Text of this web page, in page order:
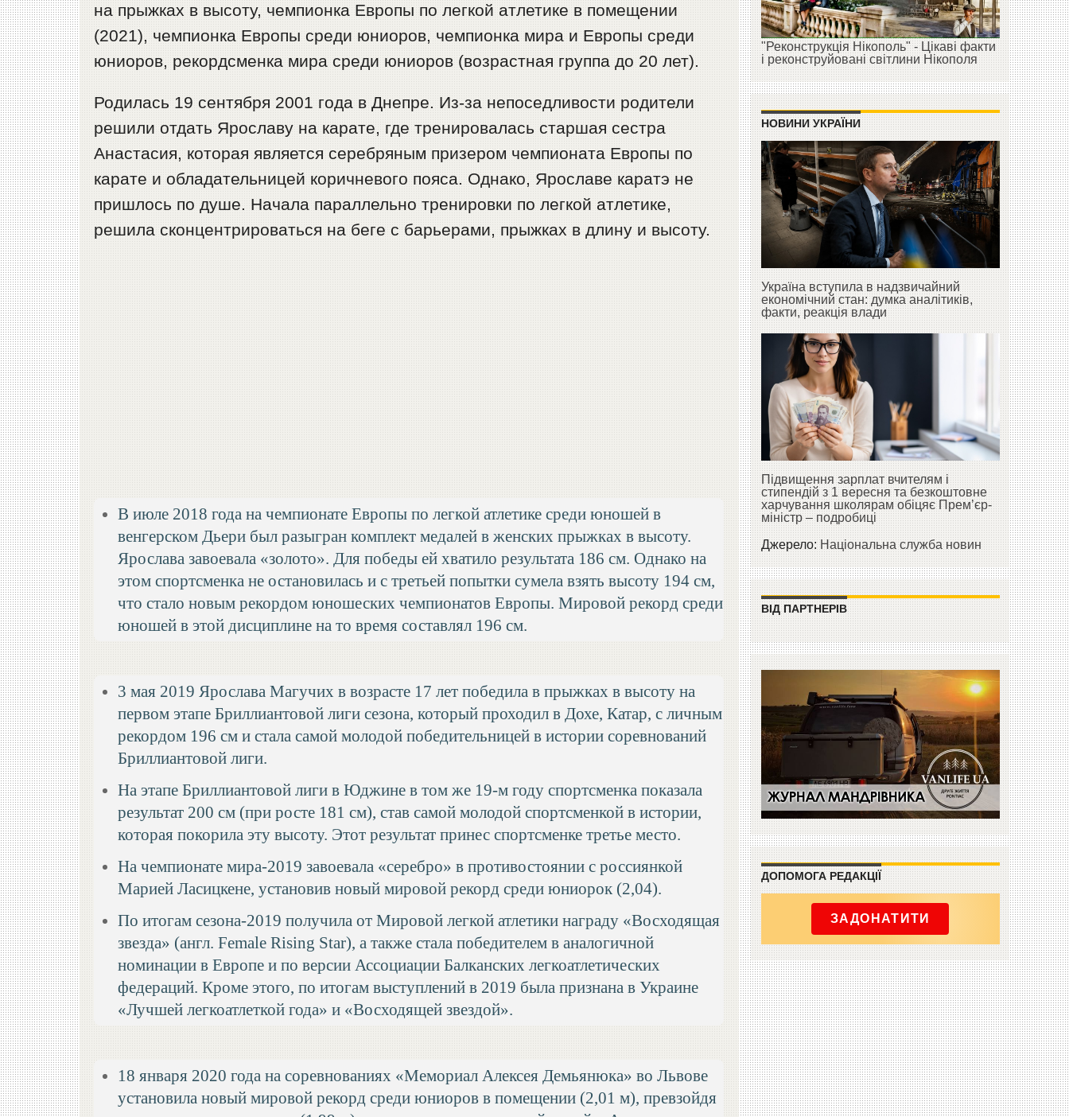
на прыжках в высоту, чемпионка Европы по легкой атлетике в помещении
(2021), чемпионка Европы среди юниоров, чемпионка мира и Европы среди
юниоров, рекордсменка мира среди юниоров (возрастная группа до 20 лет).
Родилась 19 сентября 2001 года в Днепре. Из-за непоседливости родители
решили отдать Ярославу на карате, где тренировалась старшая сестра
Анастасия, которая является серебряным призером чемпионата Европы по
карате и обладательницей коричневого пояса. Однако, Ярославе каратэ не
пришлось по душе. Начала параллельно тренировки по легкой атлетике,
решила сконцентрироваться на беге с барьерами, прыжках в длину и высоту.
В июле 2018 года на чемпионате Европы по легкой атлетике среди юношей в
венгерском Дьери был разыгран комплект медалей в женских прыжках в высоту.
Ярослава завоевала «золото». Для победы ей хватило результата 186 см. Однако на
этом спортсменка не остановилась и с третьей попытки сумела взять высоту 194 см,
что стало новым рекордом юношеских чемпионатов Европы. Мировой рекорд среди
юношей в этой дисциплине на то время составлял 196 см.
3 мая 2019 Ярослава Магучих в возрасте 17 лет победила в прыжках в высоту на
первом этапе Бриллиантовой лиги сезона, который проходил в Дохе, Катар, с личным
рекордом 196 см и стала самой молодой победительницей в истории соревнований
Бриллиантовой лиги.
На этапе Бриллиантовой лиги в Юджине в том же 19-м году спортсменка показала
результат 200 см (при росте 181 см), став самой молодой спортсменкой в истории,
которая покорила эту высоту. Этот результат принес спортсменке третье место.
На чемпионате мира-2019 завоевала «серебро» в противостоянии с россиянкой
Марией Ласицкене, установив новый мировой рекорд среди юниорок (2,04).
По итогам сезона-2019 получила от Мировой легкой атлетики награду «Восходящая
звезда» (англ. Female Rising Star), а также стала победителем в аналогичной
номинации в Европе и по версии Ассоциации Балканских легкоатлетических
федераций. Кроме этого, по итогам выступлений в 2019 была признана в Украине
«Лучшей легкоатлеткой года» и «Восходящей звездой».
18 января 2020 года на соревнованиях «Мемориал Алексея Демьянюка» во Львове
установила новый мировой рекорд среди юниоров в помещении (2,01 м), превзойдя
"Реконструкція Нікополь" - Цікаві факти
і реконструйовані світлини Нікополя
НОВИНИ УКРАЇНИ
Україна вступила в надзвичайний
економічний стан: думка аналітиків,
факти, реакція влади
Підвищення зарплат вчителям і
стипендій з 1 вересня та безкоштовне
харчування школярам обіцяє Прем’єр-
міністр – подробиці
Джерело:Національна служба новин
ВІД ПАРТНЕРІВ
ДОПОМОГА РЕДАКЦІЇ
ЗАДОНАТИТИ